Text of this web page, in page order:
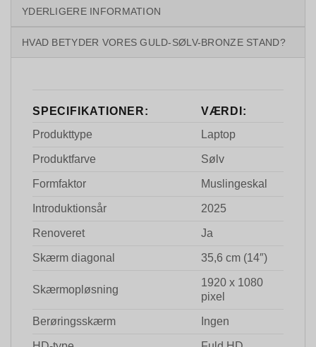
YDERLIGERE INFORMATION
HVAD BETYDER VORES GULD-SØLV-BRONZE STAND?
SPECIFIKATIONER:
VÆRDI:
Produkttype
Laptop
Produktfarve Sølv
Formfaktor Muslingeskal
Introduktionsår 2025
Renoveret Ja
Skærm diagonal 35,6 cm (14″)
Skærmopløsning
1920 x 1080
pixel
Berøringsskærm Ingen